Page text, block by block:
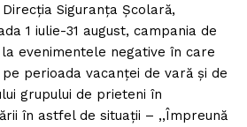
Siguranța Școlară,
1 iulie-31 august, campania de
evenimentele negative în care
perioada vacanței de vară și de
grupului de prieteni în
în astfel de situații – ,,Împreună